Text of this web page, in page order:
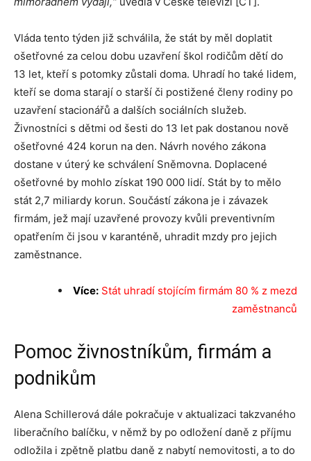
Vláda tento týden již schválila, že stát by měl doplatit
ošetřovné za celou dobu uzavření škol rodičům dětí do
13 let, kteří s potomky zůstali doma. Uhradí ho také lidem,
kteří se doma starají o starší či postižené členy rodiny po
uzavření stacionářů a dalších sociálních služeb.
Živnostníci s dětmi od šesti do 13 let pak dostanou nově
ošetřovné 424 korun na den. Návrh nového zákona
dostane v úterý ke schválení Sněmovna. Doplacené
ošetřovné by mohlo získat 190 000 lidí. Stát by to mělo
stát 2,7 miliardy korun. Součástí zákona je i závazek
firmám, jež mají uzavřené provozy kvůli preventivním
opatřením či jsou v karanténě, uhradit mzdy pro jejich
zaměstnance.
Více: Stát uhradí stojícím firmám 80 % z mezd
zaměstnanců
Pomoc živnostníkům, firmám a
podnikům
Alena Schillerová dále pokračuje v aktualizaci takzvaného
liberačního balíčku, v němž by po odložení daně z příjmu
odložila i zpětně platbu daně z nabytí nemovitosti, a to do